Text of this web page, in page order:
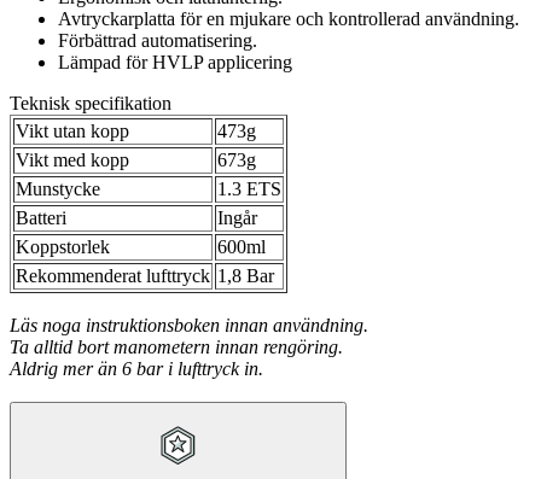
Avtryckarplatta för en mjukare och kontrollerad användning.
Förbättrad automatisering.
Lämpad för HVLP applicering
Teknisk specifikation
Vikt utan kopp
473g
Vikt med kopp
673g
Munstycke
1.3 ETS
Batteri
Ingår
Koppstorlek
600ml
Rekommenderat lufttryck 1,8 Bar
Läs noga instruktionsboken innan användning.
Ta alltid bort manometern innan rengöring.
Aldrig mer än 6 bar i lufttryck in.